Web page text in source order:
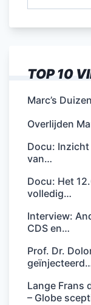
TOP 10
Marc’s
Overlijden
Docu:
van…
Docu: Het
volledig…
Interview:
CDS en…
Prof. Dr.
Lange Frans
– Globe